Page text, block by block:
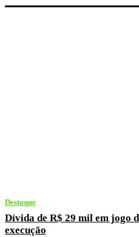
Destaque
Dívida de R$ 29 mil em jogo
execução